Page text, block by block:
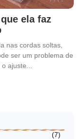
ela faz
nas cordas soltas,
ser um problema de
ajuste...
(7)